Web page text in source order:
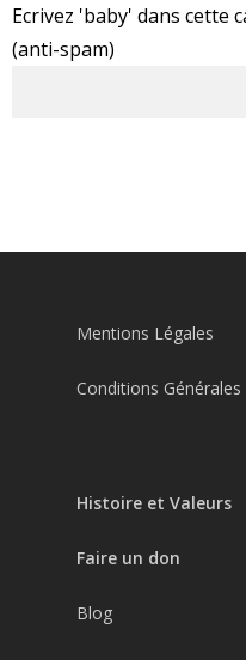
Ecrivez 'baby' dans cette
(anti-spam)
Mentions Légales
Conditions Générales
Histoire et Valeurs
Faire un don
Blog